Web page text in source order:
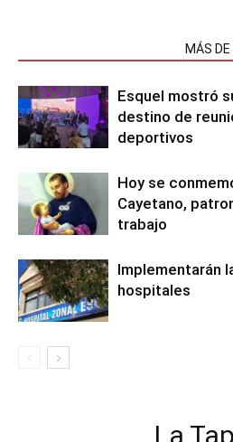
MÁS
Esquel mostró
destino de
deportivos
Hoy se
Cayetano,
trabajo
Implementarán
hospitales
La